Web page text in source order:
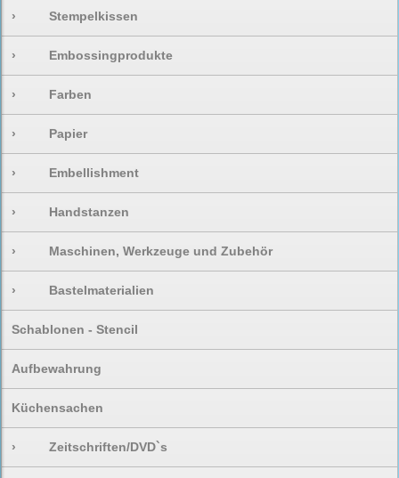
› Stempelkissen
› Embossingprodukte
› Farben
› Papier
› Embellishment
› Handstanzen
› Maschinen, Werkzeuge und Zubehör
› Bastelmaterialien
Schablonen - Stencil
Aufbewahrung
Küchensachen
› Zeitschriften/DVD`s